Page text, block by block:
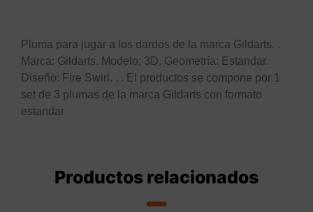
Pluma para jugar a los dardos de la marca Gildarts. .
Marca: Gildarts. Modelo: 3D. Geometría: Estandar.
Diseño: Fire Swirl. . . El productos se compone por 1
set de 3 plumas de la marca Gildarts con formato
estandar
Productos relacionados